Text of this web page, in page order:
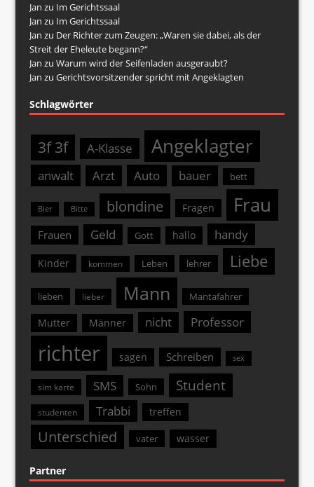
Jan zu Im Gerichtssaal
Jan zu Im Gerichtssaal
Jan zu Der Richter zum Zeugen: „Waren sie dabei, als der
Streit der Eheleute begann?“
Jan zuWarum wird der Seifenladen ausgeraubt?
Jan zuGerichtsvorsitzender spricht mit Angeklagten
Schlagwörter
3f 3f A-Klasse Angeklagter
anwalt Arzt Auto bauer bett
Bier Bitte blondine Fragen Frau
Frauen Geld Gott hallo handy
Kinder kommen Leben lehrer Liebe
lieben lieber Mann Mantafahrer
Mutter Männer nicht Professor
richter sagen Schreiben sex
sim karte SMS Sohn Student
studenten Trabbi treffen
Unterschied vater wasser
Partner